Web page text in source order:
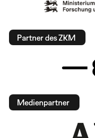
Partner des ZKM
Medienpartner